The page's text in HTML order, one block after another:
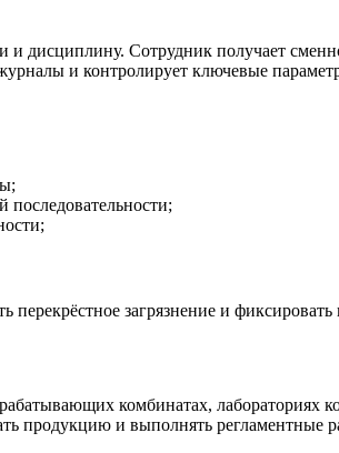
дисциплину. Сотрудник получает
и контролирует ключевые
загрязнение и
комбинатах, лабораториях
продукцию и выполнять регламентные